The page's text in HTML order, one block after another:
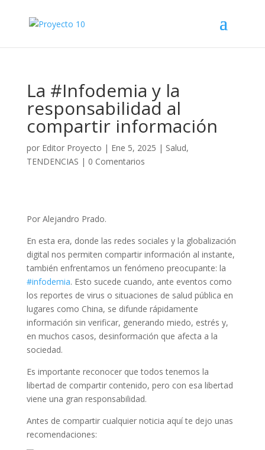
La #Infodemia y la
responsabilidad al
compartir información
por Editor Proyecto | Ene 5, 2025 | Salud,
TENDENCIAS | 0 Comentarios
Por Alejandro Prado.
En esta era, donde las redes sociales y la globalización
digital nos permiten compartir información al instante,
también enfrentamos un fenómeno preocupante: la
#infodemia. Esto sucede cuando, ante eventos como
los reportes de virus o situaciones de salud pública en
lugares como China, se difunde rápidamente
información sin verificar, generando miedo, estrés y,
en muchos casos, desinformación que afecta a la
sociedad.
Es importante reconocer que todos tenemos la
libertad de compartir contenido, pero con esa libertad
viene una gran responsabilidad.
Antes de compartir cualquier noticia aquí te dejo unas
recomendaciones: